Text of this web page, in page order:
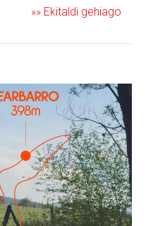
»» Ekitaldi gehiago